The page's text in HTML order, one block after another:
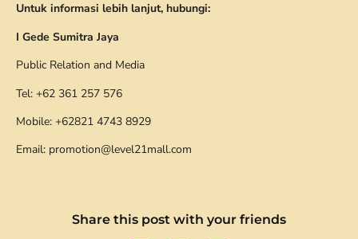
Untuk informasi lebih lanjut, hubungi:
I Gede Sumitra Jaya
Public Relation and Media
Tel: +62 361 257 576
Mobile: +62821 4743 8929
Email: promotion@level21mall.com
Share this post with your friends